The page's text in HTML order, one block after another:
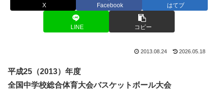
X Facebook はてブ
LINE コピー
2013.08.24 2026.05.18
平成25（2013）年度
全国中学校総合体育大会バスケットボール大会